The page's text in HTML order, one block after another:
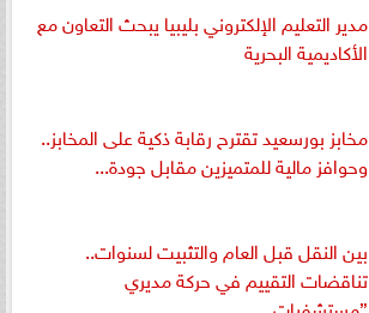
مدير التعليم الإلكتروني بليبيا يبحث التعاون مع
الأكاديمية البحرية
مخابز بورسعيد تقترح رقابة ذكية على المخابز..
وحوافز مالية للمتميزين مقابل جودة...
بين النقل قبل العام والتثبيت لسنوات..
تناقضات التقييم في حركة مديري